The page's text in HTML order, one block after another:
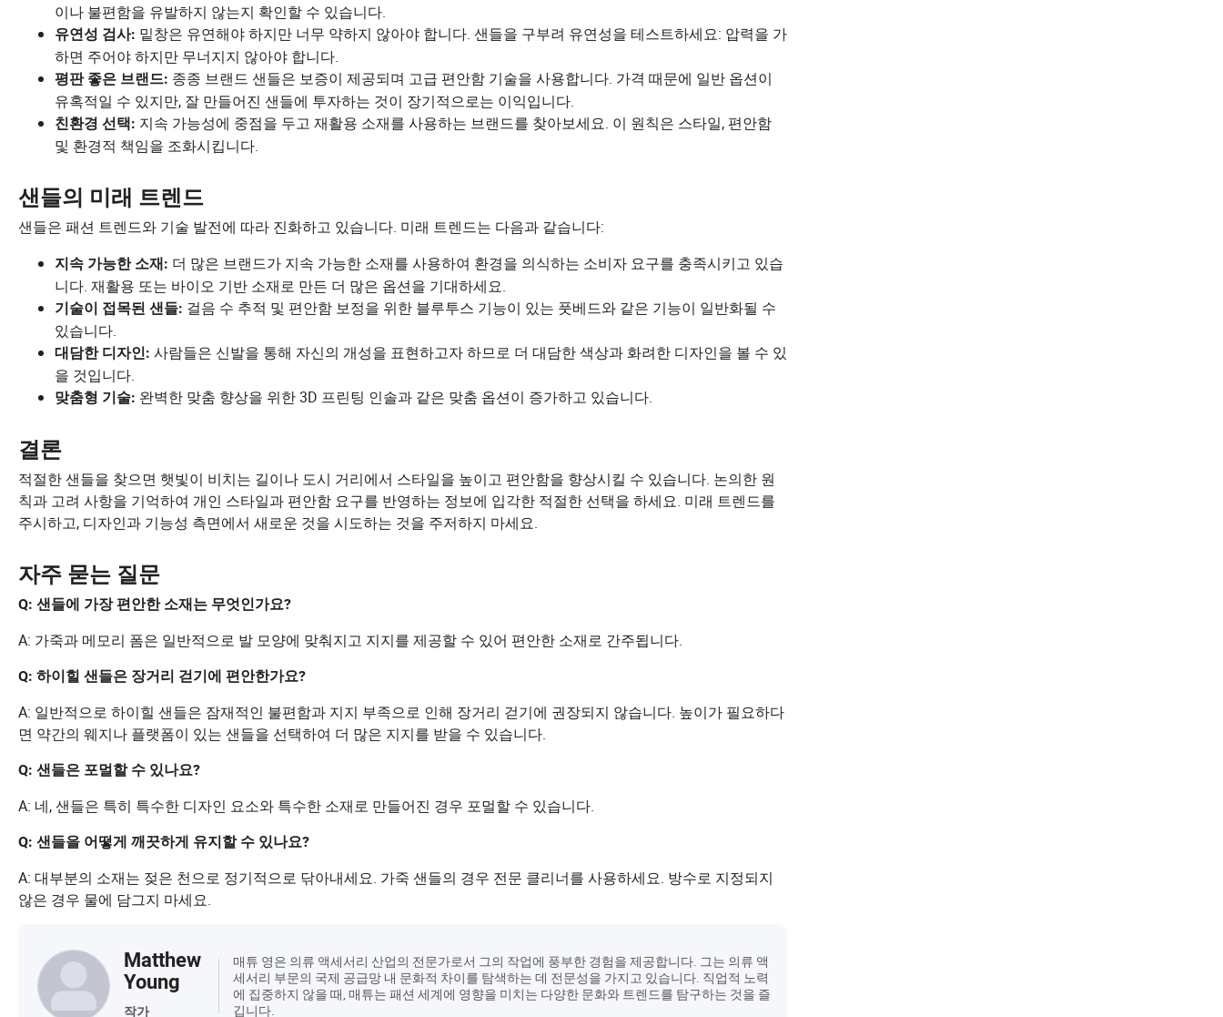
이나 불편함을 유발하지 않는지 확인할 수 있습니다.
유연성 검사: 밑창은 유연해야 하지만 너무 약하지 않아야 합니다. 샌들을 구부려 유연성을 테스트하세요: 압력을 가
하면 주어야 하지만 무너지지 않아야 합니다.
평판 좋은 브랜드: 종종 브랜드 샌들은 보증이 제공되며 고급 편안함 기술을 사용합니다. 가격 때문에 일반 옵션이
유혹적일 수 있지만, 잘 만들어진 샌들에 투자하는 것이 장기적으로는 이익입니다.
친환경 선택: 지속 가능성에 중점을 두고 재활용 소재를 사용하는 브랜드를 찾아보세요. 이 원칙은 스타일, 편안함
및 환경적 책임을 조화시킵니다.
샌들의 미래 트렌드
샌들은 패션 트렌드와 기술 발전에 따라 진화하고 있습니다. 미래 트렌드는 다음과 같습니다:
지속 가능한 소재: 더 많은 브랜드가 지속 가능한 소재를 사용하여 환경을 의식하는 소비자 요구를 충족시키고 있습
니다. 재활용 또는 바이오 기반 소재로 만든 더 많은 옵션을 기대하세요.
기술이 접목된 샌들: 걸음 수 추적 및 편안함 보정을 위한 블루투스 기능이 있는 풋베드와 같은 기능이 일반화될 수
있습니다.
대담한 디자인: 사람들은 신발을 통해 자신의 개성을 표현하고자 하므로 더 대담한 색상과 화려한 디자인을 볼 수 있
을 것입니다.
맞춤형 기술: 완벽한 맞춤 향상을 위한 3D 프린팅 인솔과 같은 맞춤 옵션이 증가하고 있습니다.
결론
적절한 샌들을 찾으면 햇빛이 비치는 길이나 도시 거리에서 스타일을 높이고 편안함을 향상시킬 수 있습니다. 논의한 원
칙과 고려 사항을 기억하여 개인 스타일과 편안함 요구를 반영하는 정보에 입각한 적절한 선택을 하세요. 미래 트렌드를
주시하고, 디자인과 기능성 측면에서 새로운 것을 시도하는 것을 주저하지 마세요.
자주 묻는 질문
Q: 샌들에 가장 편안한 소재는 무엇인가요?
A: 가죽과 메모리 폼은 일반적으로 발 모양에 맞춰지고 지지를 제공할 수 있어 편안한 소재로 간주됩니다.
Q: 하이힐 샌들은 장거리 걷기에 편안한가요?
A: 일반적으로 하이힐 샌들은 잠재적인 불편함과 지지 부족으로 인해 장거리 걷기에 권장되지 않습니다. 높이가 필요하다
면 약간의 웨지나 플랫폼이 있는 샌들을 선택하여 더 많은 지지를 받을 수 있습니다.
Q: 샌들은 포멀할 수 있나요?
A: 네, 샌들은 특히 특수한 디자인 요소와 특수한 소재로 만들어진 경우 포멀할 수 있습니다.
Q: 샌들을 어떻게 깨끗하게 유지할 수 있나요?
A: 대부분의 소재는 젖은 천으로 정기적으로 닦아내세요. 가죽 샌들의 경우 전문 클리너를 사용하세요. 방수로 지정되지
않은 경우 물에 담그지 마세요.
Matthew
Young
작가
매튜 영은 의류 액세서리 산업의 전문가로서 그의 작업에 풍부한 경험을 제공합니다. 그는 의류 액
세서리 부문의 국제 공급망 내 문화적 차이를 탐색하는 데 전문성을 가지고 있습니다. 직업적 노력
에 집중하지 않을 때, 매튜는 패션 세계에 영향을 미치는 다양한 문화와 트렌드를 탐구하는 것을 즐
깁니다.